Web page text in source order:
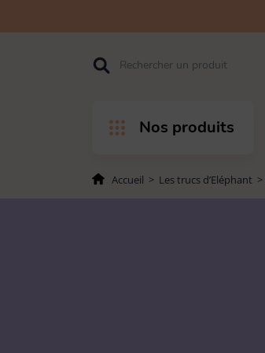
Rechercher
Nos produits
Accueil > Les trucs d’Eléphant >